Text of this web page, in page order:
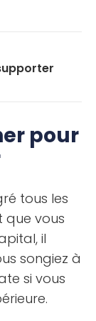
pour
tous les
que vous
il
songiez à
si vous